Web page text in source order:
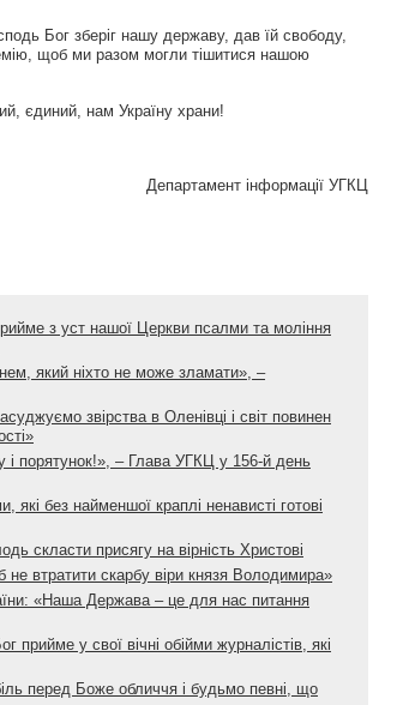
Бог зберіг нашу державу, дав їй свободу,
щоб ми разом могли тішитися нашою
єдиний, нам Україну храни!
Департамент інформації УГКЦ
з уст нашої Церкви псалми та моління
який ніхто не може зламати», –
звірства в Оленівці і світ повинен
порятунок!», – Глава УГКЦ у 156-й день
без найменшої краплі ненависті готові
скласти присягу на вірність Христові
втратити скарбу віри князя Володимира»
«Наша Держава – це для нас питання
у свої вічні обійми журналістів, які
перед Боже обличчя і будьмо певні, що